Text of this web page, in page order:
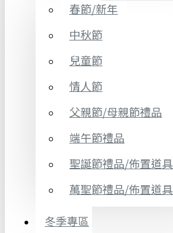
春節/新年
中秋節
兒童節
情人節
父親節/母親節禮品
端午節禮品
聖誕節禮品/佈置道具
萬聖節禮品/佈置道具
冬季專區